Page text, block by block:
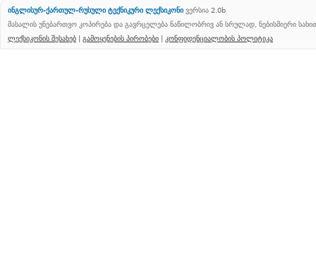
ინგლისურ-ქართულ-რუსული ტექნიკური ლექსიკონი ვერსია 2.0b
მასალის უნებართვო კოპირება და გავრცელება ნაწილობრივ ან სრულად, ნებისმიერი
ლექსიკონის შესახებ | გამოყენების პირობები | კონფიდენციალობის პოლიტიკა